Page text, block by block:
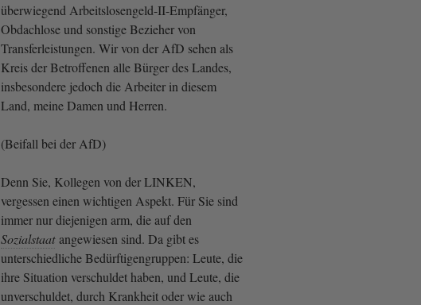
überwiegend Arbeitslosengeld-II-Empfänger,
Obdachlose und sonstige Bezieher von
Transferleistungen. Wir von der AfD sehen als
Kreis der Betroffenen alle Bürger des Landes,
insbesondere jedoch die Arbeiter in diesem
Land, meine Damen und Herren.
(Beifall bei der AfD)
Denn Sie, Kollegen von der LINKEN,
vergessen einen wichtigen Aspekt. Für Sie sind
immer nur diejenigen arm, die auf den
Sozialstaat angewiesen sind. Da gibt es
unterschiedliche Bedürftigengruppen: Leute, die
ihre Situation verschuldet haben, und Leute, die
unverschuldet, durch Krankheit oder wie auch